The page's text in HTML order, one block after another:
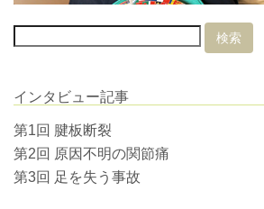
インタビュー記事
第1回 腱板断裂
第2回 原因不明の関節痛
第3回 足を失う事故